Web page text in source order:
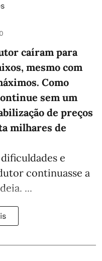
caíram para
mesmo com
Como
sem um
de preços
milhares de
e
continuasse a
...